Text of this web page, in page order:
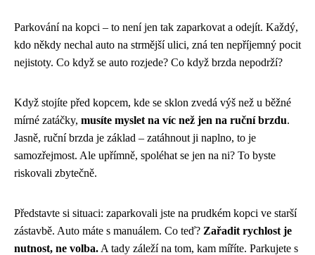
Parkování na kopci – to není jen tak zaparkovat a odejít. Každý,
kdo někdy nechal auto na strmější ulici, zná ten nepříjemný pocit
nejistoty. Co když se auto rozjede? Co když brzda nepodrží?
Když stojíte před kopcem, kde se sklon zvedá výš než u běžné
mírné zatáčky, musíte myslet na víc než jen na ruční brzdu.
Jasně, ruční brzda je základ – zatáhnout ji naplno, to je
samozřejmost. Ale upřímně, spoléhat se jen na ni? To byste
riskovali zbytečně.
Představte si situaci: zaparkovali jste na prudkém kopci ve starší
zástavbě. Auto máte s manuálem. Co teď? Zařadit rychlost je
nutnost, ne volba. A tady záleží na tom, kam míříte. Parkujete s